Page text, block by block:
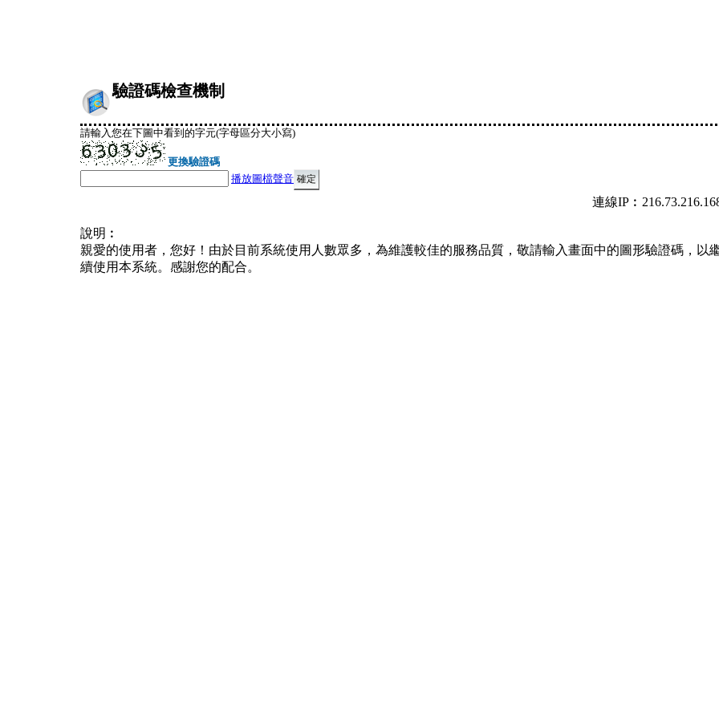
驗證碼檢查機制
請輸入您在下圖中看到的字元(字母區分大小寫)
更換驗證碼
播放圖檔聲音
連線
說明︰
親愛的使用者，您好！由於目前系統使用人數眾多，為維護較佳的服務品質，敬請輸入畫面中的圖形驗證碼，以
續使用本系統。感謝您的配合。